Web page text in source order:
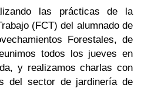
las prácticas de la
(FCT) del alumnado de
Forestales, de
todos los jueves en
y realizamos charlas con
del sector de jardinería de